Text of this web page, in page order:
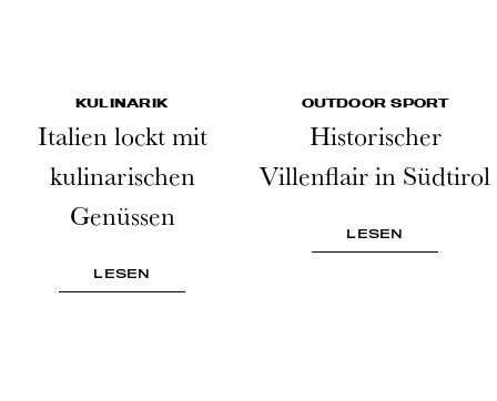
KULINARIK
Italien lockt mit
kulinarischen
Genüssen
LESEN
OUTDOOR SPORT
Historischer
Villenflair in Südtirol
LESEN